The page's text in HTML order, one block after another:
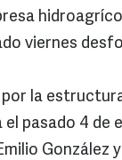
viernes
por la
pasado 4 de
González